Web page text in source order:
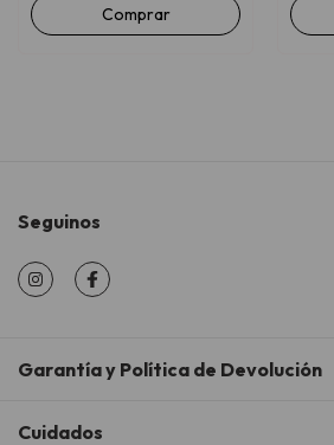
Comprar
Seguinos
Garantía y Política de Devolución
Cuidados